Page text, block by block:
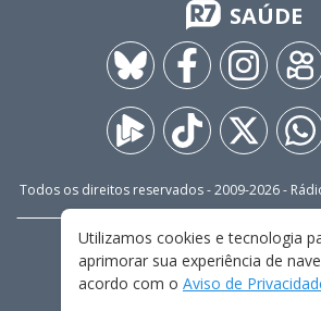
SAÚDE
Todos os direitos reservados - 2009-2026-
FALE CONOSCO
TERMOS E CONDIÇÕES DE
Utilizamos cookies e tecnologia
aprimorar sua experiência de
acordo com o Aviso de